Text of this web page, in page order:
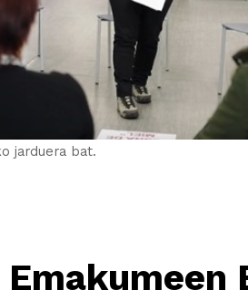
jarduera bat.